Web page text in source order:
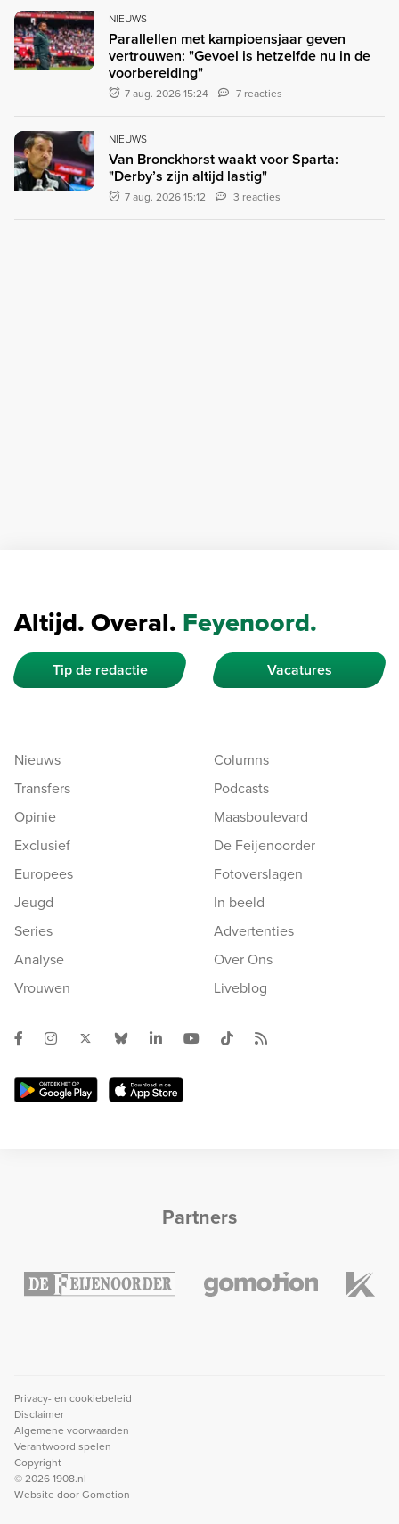
NIEUWS
Parallellen met kampioensjaar geven
vertrouwen: "Gevoel is hetzelfde nu in de
voorbereiding"
7 aug. 2026 15:24 7 reacties
NIEUWS
Van Bronckhorst waakt voor Sparta:
"Derby’s zijn altijd lastig"
7 aug. 2026 15:12 3 reacties
Altijd. Overal. Feyenoord.
Tip de redactie Vacatures
Nieuws
Transfers
Opinie
Exclusief
Europees
Jeugd
Series
Analyse
Vrouwen
Columns
Podcasts
Maasboulevard
De Feijenoorder
Fotoverslagen
In beeld
Advertenties
Over Ons
Liveblog
Partners
Privacy- en cookiebeleid
Disclaimer
Algemene voorwaarden
Verantwoord spelen
Copyright
© 2026 1908.nl
Website doorGomotion